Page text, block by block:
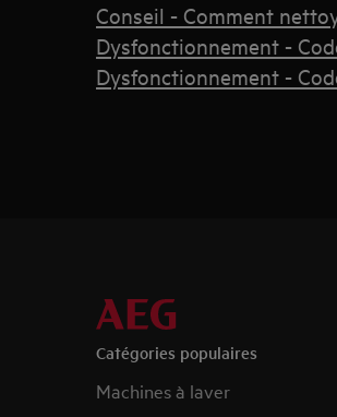
Conseil - Comment
Dysfonctionnement -
Dysfonctionnement -
Catégories populaires
Machines à laver